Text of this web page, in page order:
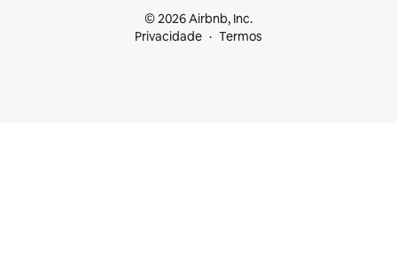
© 2026 Airbnb, Inc.
Privacidade
Termos